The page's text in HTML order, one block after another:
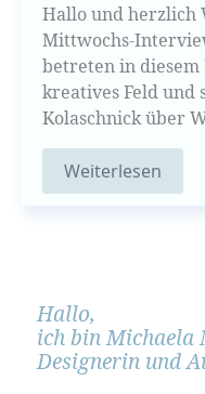
Hallo und herzlich
Mittwochs-
betreten in diesem
kreatives Feld und
Kolaschnick über
Weiterlesen
Hallo,
ich bin Michaela
Designerin und